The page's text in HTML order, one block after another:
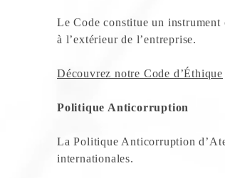
Le Code constitue un instrument
à l’extérieur de l’entreprise.
Découvrez notre Code d’Éthique
Politique Anticorruption
La Politique Anticorruption
internationales.